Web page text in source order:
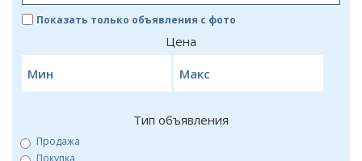
Показать только объявления с фото
Цена
Тип объявления
Продажа
Покупка